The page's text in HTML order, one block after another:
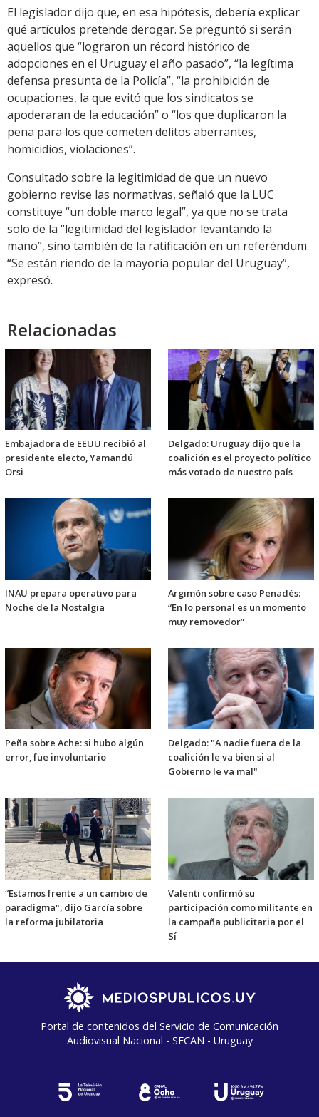
El legislador dijo que, en esa hipótesis, debería explicar
qué artículos pretende derogar. Se preguntó si serán
aquellos que “lograron un récord histórico de
adopciones en el Uruguay el año pasado”, “la legítima
defensa presunta de la Policía”, “la prohibición de
ocupaciones, la que evitó que los sindicatos se
apoderaran de la educación” o “los que duplicaron la
pena para los que cometen delitos aberrantes,
homicidios, violaciones”.
Consultado sobre la legitimidad de que un nuevo
gobierno revise las normativas, señaló que la LUC
constituye “un doble marco legal”, ya que no se trata
solo de la “legitimidad del legislador levantando la
mano”, sino también de la ratificación en un referéndum.
“Se están riendo de la mayoría popular del Uruguay”,
expresó.
Relacionadas
Embajadora de EEUU recibió al
presidente electo, Yamandú
Orsi
Delgado: Uruguay dijo que la
coalición es el proyecto político
más votado de nuestro país
INAU prepara operativo para
Noche de la Nostalgia
Argimón sobre caso Penadés:
“En lo personal es un momento
muy removedor”
Peña sobre Ache: si hubo algún
error, fue involuntario
Delgado: "A nadie fuera de la
coalición le va bien si al
Gobierno le va mal"
“Estamos frente a un cambio de
paradigma", dijo García sobre
la reforma jubilatoria
Valenti confirmó su
participación como militante en
la campaña publicitaria por el
Sí
Portal de contenidos del Servicio de Comunicación
Audiovisual Nacional - SECAN - Uruguay